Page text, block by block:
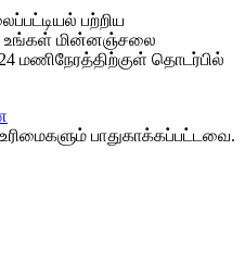
பற்றிய
உங்கள் மின்னஞ்சலை
மணிநேரத்திற்குள் தொடர்பில்
பாதுகாக்கப்பட்டவை.